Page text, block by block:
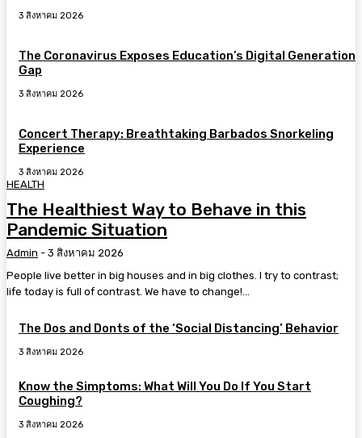
3 สิงหาคม 2026
The Coronavirus Exposes Education’s Digital Generation
Gap
3 สิงหาคม 2026
Concert Therapy: Breathtaking Barbados Snorkeling
Experience
3 สิงหาคม 2026
HEALTH
The Healthiest Way to Behave in this
Pandemic Situation
Admin - 3 สิงหาคม 2026
People live better in big houses and in big clothes. I try to contrast;
life today is full of contrast. We have to change!...
The Dos and Donts of the ‘Social Distancing’ Behavior
3 สิงหาคม 2026
Know the Simptoms: What Will You Do If You Start
Coughing?
3 สิงหาคม 2026